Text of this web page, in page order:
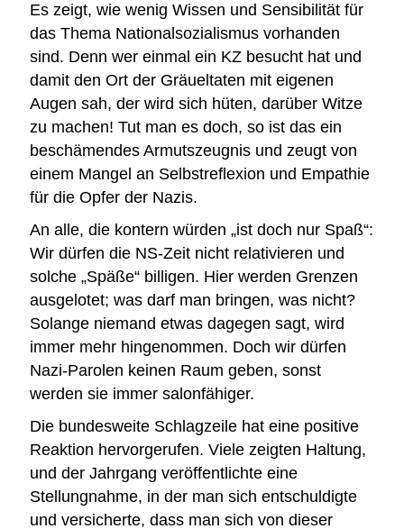
Es zeigt, wie wenig Wissen und Sensibilität für
das Thema Nationalsozialismus vorhanden
sind. Denn wer einmal ein KZ besucht hat und
damit den Ort der Gräueltaten mit eigenen
Augen sah, der wird sich hüten, darüber Witze
zu machen! Tut man es doch, so ist das ein
beschämendes Armutszeugnis und zeugt von
einem Mangel an Selbstreflexion und Empathie
für die Opfer der Nazis.
An alle, die kontern würden „ist doch nur Spaß“:
Wir dürfen die NS-Zeit nicht relativieren und
solche „Späße“ billigen. Hier werden Grenzen
ausgelotet; was darf man bringen, was nicht?
Solange niemand etwas dagegen sagt, wird
immer mehr hingenommen. Doch wir dürfen
Nazi-Parolen keinen Raum geben, sonst
werden sie immer salonfähiger.
Die bundesweite Schlagzeile hat eine positive
Reaktion hervorgerufen. Viele zeigten Haltung,
und der Jahrgang veröffentlichte eine
Stellungnahme, in der man sich entschuldigte
und versicherte, dass man sich von dieser